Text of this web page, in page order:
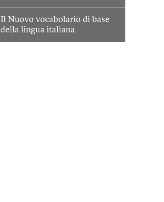
Il Nuovo vocabolario di base
della lingua italiana